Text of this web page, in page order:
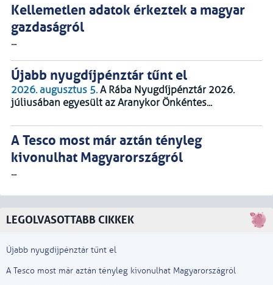
Kellemetlen adatok érkeztek a magyar
gazdaságról
...
Újabb nyugdíjpénztár tűnt el
2026. augusztus 5.A Rába Nyugdíjpénztár 2026.
júliusában egyesült az Aranykor Önkéntes...
A Tesco most már aztán tényleg
kivonulhat Magyarországról
...
LEGOLVASOTTABB CIKKEK
Újabb nyugdíjpénztár tűnt el
A Tesco most már aztán tényleg kivonulhat Magyarországról